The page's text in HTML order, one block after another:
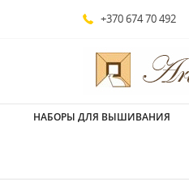
+370 674 70 492
НАБОРЫ ДЛЯ ВЫШИВАНИЯ